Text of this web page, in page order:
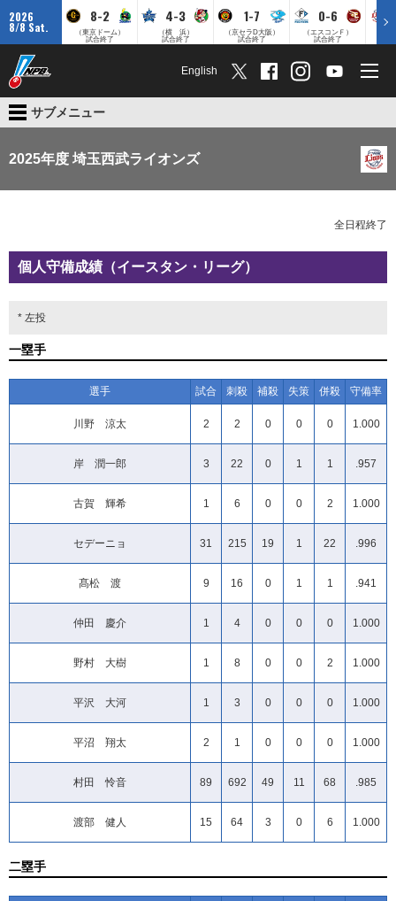
2026
8/8 Sat.
8-2
（東京ドーム）
試合終了
4-3
（横 浜）
試合終了
1-7
（京セラD大阪）
試合終了
0-6
（エスコンＦ）
試合終了
English
サブメニュー
2025年度 埼玉西武ライオンズ
全日程終了
個人守備成績（イースタン・リーグ）
* 左投
一塁手
選手 試合 刺殺 補殺 失策 併殺 守備率
川野 涼太 2 2 0 0 0 1.000
岸 潤一郎 3 22 0 1 1 .957
古賀 輝希 1 6 0 0 2 1.000
セデーニョ 31 215 19 1 22 .996
髙松 渡 9 16 0 1 1 .941
仲田 慶介 1 4 0 0 0 1.000
野村 大樹 1 8 0 0 2 1.000
平沢 大河 1 3 0 0 0 1.000
平沼 翔太 2 1 0 0 0 1.000
村田 怜音 89 692 49 11 68 .985
渡部 健人 15 64 3 0 6 1.000
二塁手